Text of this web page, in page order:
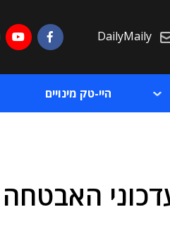
DailyMaily
היי-טק מינויים
האבטחה